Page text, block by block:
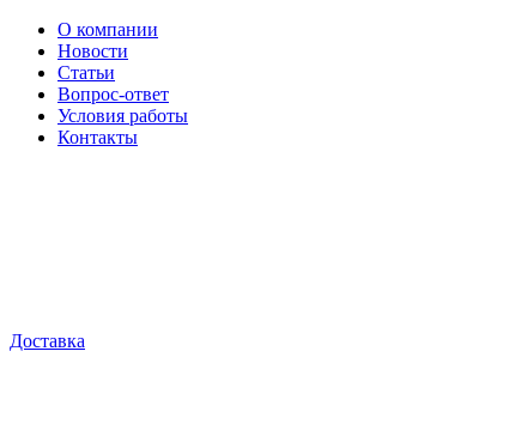
О компании
Новости
Статьи
Вопрос-ответ
Условия работы
Контакты
Доставка